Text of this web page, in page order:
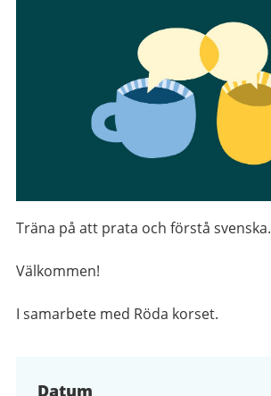
Träna på att prata och förstå svenska.
Välkommen!
I samarbete med Röda korset.
Datum